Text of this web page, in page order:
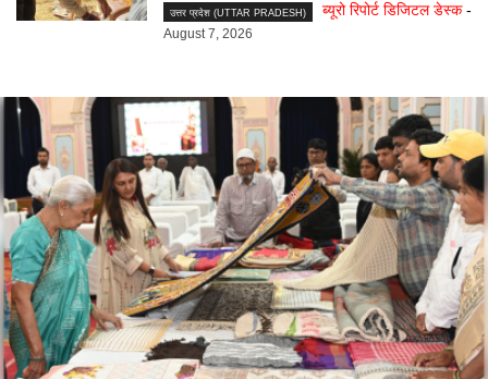
उत्तर प्रदेश (UTTAR PRADESH) ब्यूरो रिपोर्ट डिजिटल डेस्क -
August 7, 2026